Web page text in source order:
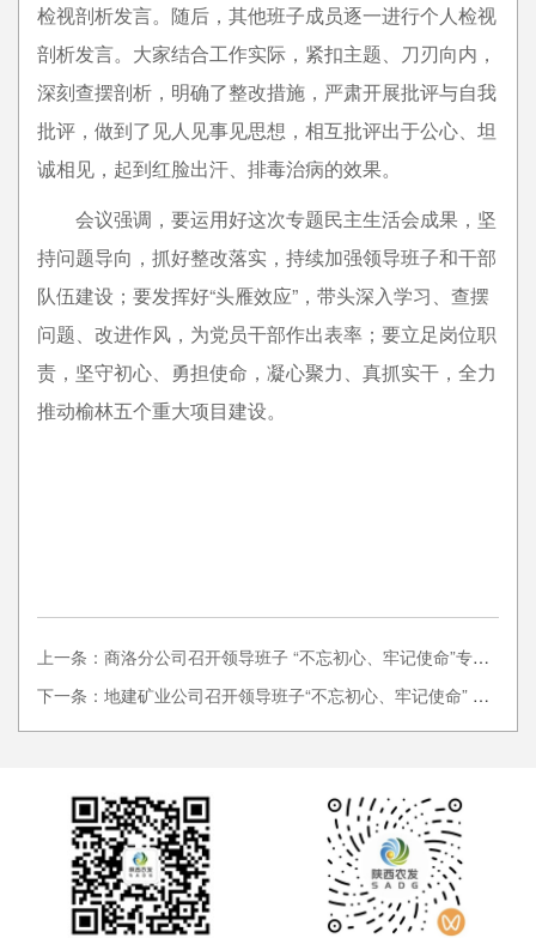
检视剖析发言。随后，其他班子成员逐一进行个人检视
剖析发言。大家结合工作实际，紧扣主题、刀刃向内，
深刻查摆剖析，明确了整改措施，严肃开展批评与自我
批评，做到了见人见事见思想，相互批评出于公心、坦
诚相见，起到红脸出汗、排毒治病的效果。
会议强调，要运用好这次专题民主生活会成果，坚
持问题导向，抓好整改落实，持续加强领导班子和干部
队伍建设；要发挥好“头雁效应”，带头深入学习、查摆
问题、改进作风，为党员干部作出表率；要立足岗位职
责，坚守初心、勇担使命，凝心聚力、真抓实干，全力
推动榆林五个重大项目建设。
上一条：商洛分公司召开领导班子 “不忘初心、牢记使命”专题民主生活会
下一条：地建矿业公司召开领导班子“不忘初心、牢记使命” 专题民主生活会